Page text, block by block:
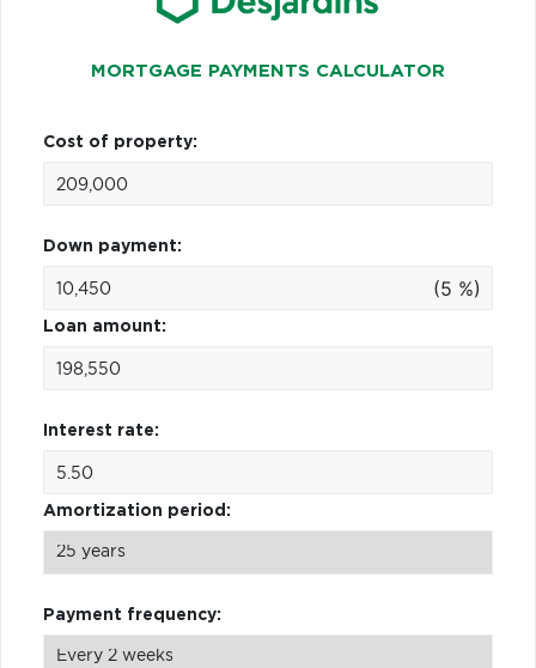
MORTGAGE PAYMENTS CALCULATOR
Cost of property:
Down payment:
(5 %)
Loan amount:
Interest rate:
Amortization period:
Payment frequency: